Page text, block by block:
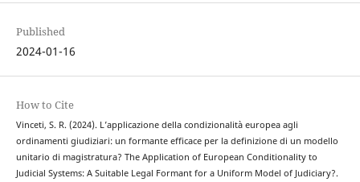
Published
2024-01-16
How to Cite
Vinceti, S. R. (2024). L’applicazione della condizionalità europea agli
ordinamenti giudiziari: un formante efficace per la definizione di un modello
unitario di magistratura? The Application of European Conditionality to
Judicial Systems: A Suitable Legal Formant for a Uniform Model of Judiciary?.